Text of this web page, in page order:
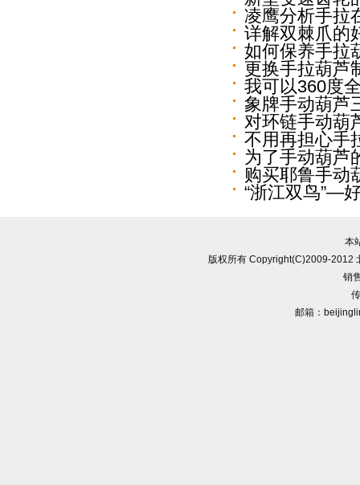
凌鹰分析手拉
详解双棘爪的
如何保养手拉
更换手拉葫芦
我可以360度
象牌手动葫芦
对环链手动葫
不用再担心手
为了手动葫芦
购买耶鲁手动
“浙江双鸟”—
本
版权所有 Copyright(C)2009-2012
销
邮箱：